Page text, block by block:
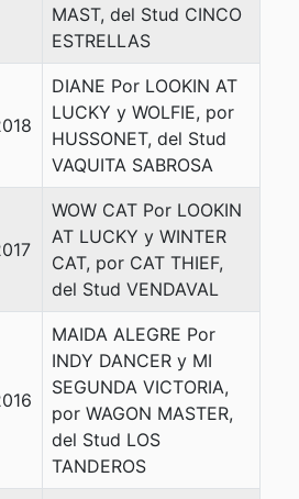
MAST, del Stud CINCO
ESTRELLAS
DIANE Por LOOKIN AT
LUCKY y WOLFIE, por
HUSSONET, del Stud
VAQUITA SABROSA
WOW CAT Por LOOKIN
AT LUCKY y WINTER
CAT, por CAT THIEF,
del Stud VENDAVAL
MAIDA ALEGRE Por
INDY DANCER y MI
SEGUNDA VICTORIA,
por WAGON MASTER,
del Stud LOS
TANDEROS